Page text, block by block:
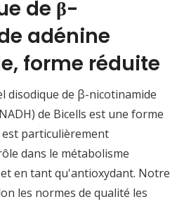
de β-
adénine
forme réduite
disodique de β-nicotinamide
de Bicells est une forme
est particulièrement
dans le métabolisme
en tant qu'antioxydant. Notre
les normes de qualité les